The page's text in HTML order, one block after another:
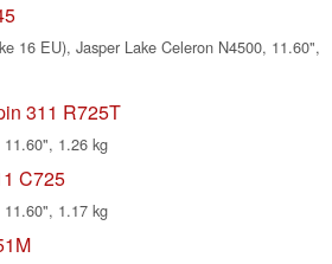
16 EU), Jasper Lake Celeron N4500, 11.60",
311 R725T
1.26 kg
C725
1.17 kg